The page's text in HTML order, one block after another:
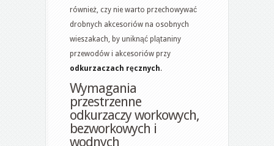
również, czy nie warto przechowywać
drobnych akcesoriów na osobnych
wieszakach, by uniknąć plątaniny
przewodów i akcesoriów przy
odkurzaczach ręcznych.
Wymagania
przestrzenne
odkurzaczy workowych,
bezworkowych i
wodnych